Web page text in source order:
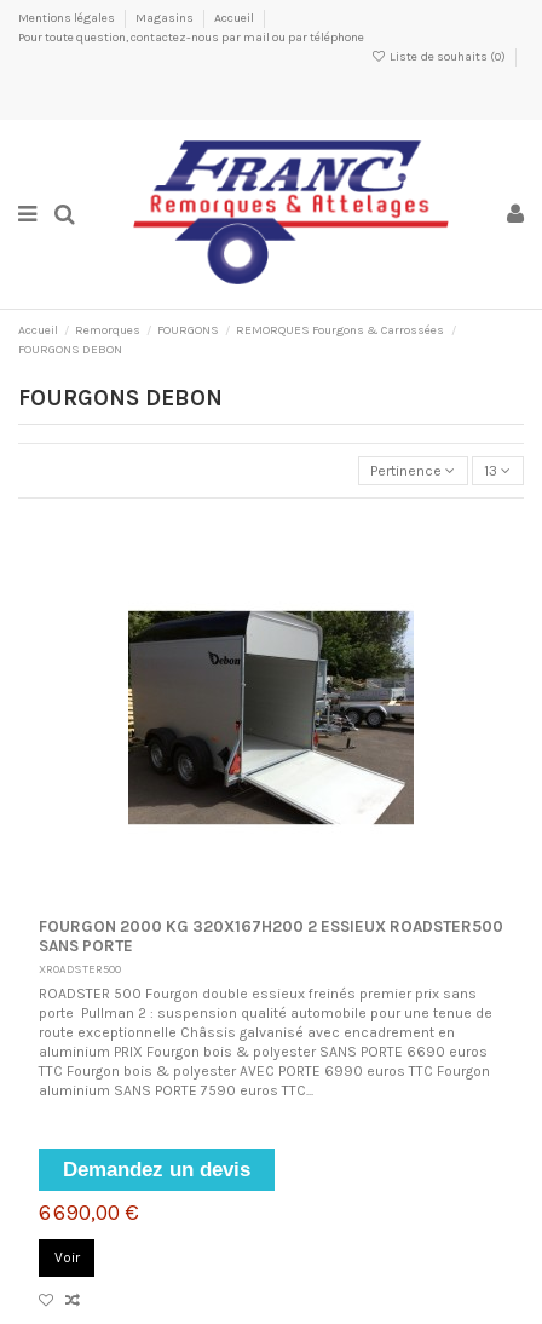
Mentions légales Magasins
Accueil
Pour toute question, contactez-nous par mail ou par téléphone
Liste de souhaits (0)
Accueil Remorques FOURGONS
REMORQUES Fourgons & Carrossées
FOURGONS DEBON
FOURGONS DEBON
Pertinence 13
FOURGON 2000 KG 320X167H200 2 ESSIEUX ROADSTER500
SANS PORTE
XROADSTER500
ROADSTER 500 Fourgon double essieux freinés premier prix sans
porte Pullman 2 : suspension qualité automobile pour une tenue de
route exceptionnelle Châssis galvanisé avec encadrement en
aluminium PRIX Fourgon bois & polyester SANS PORTE 6690 euros
TTC Fourgon bois & polyester AVEC PORTE 6990 euros TTC Fourgon
aluminium SANS PORTE 7590 euros TTC...
Demandez un devis
6 690,00 €
Voir